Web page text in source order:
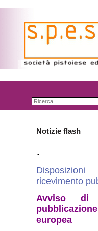
Notizie flash
.
ricevimento
Avviso di
europea